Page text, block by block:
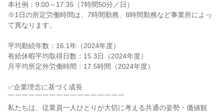
本社例：9:00～17:35（7時間50分／日）
※1日の所定労働時間は、7時間勤務、8時間勤務など事業所によっ
て異なります。
平均勤続年数：16.1年（2024年度）
有給休暇平均取得日数：15.3日（2024年度）
月平均所定外労働時間：17.5時間（2024年度）
✅企業理念に基づく成長
￣￣￣￣￣￣￣￣￣￣￣￣￣￣￣￣￣
私たちは、従業員一人ひとりが大切に考える共通の姿勢・価値観